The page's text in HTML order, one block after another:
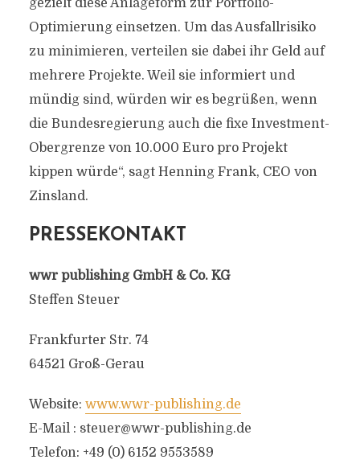
gezielt diese Anlageform zur Portfolio-
Optimierung einsetzen. Um das Ausfallrisiko
zu minimieren, verteilen sie dabei ihr Geld auf
mehrere Projekte. Weil sie informiert und
mündig sind, würden wir es begrüßen, wenn
die Bundesregierung auch die fixe Investment-
Obergrenze von 10.000 Euro pro Projekt
kippen würde“, sagt Henning Frank, CEO von
Zinsland.
PRESSEKONTAKT
wwr publishing GmbH & Co. KG
Steffen Steuer
Frankfurter Str. 74
64521 Groß-Gerau
Website: www.wwr-publishing.de
E-Mail : steuer@wwr-publishing.de
Telefon: +49 (0) 6152 9553589